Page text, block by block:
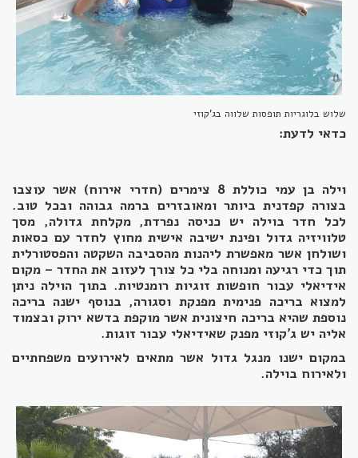
שלוש בלוגריות תופסות שלווה בג'קוזי
כדאי לדעת:
וילה בן עמי כוללת 8 צימרים (חדרי אירוח) אשר עוצבו
בצורה קפדנית ביותר ומאובזרים ברמה גבוהה ובכל טוב.
לכל חדר בוילה יש כניסה נפרדת, מקלחת גדולה, מסך
טלוויזיה גדול ופינת ישיבה אישית מחוץ לחדר עם כסאות
ושולחן אשר מאפשרת ליהנות מהסביבה השקטה והפסטורלית
תוך כדי רגיעה ומנוחה בלי כל צורך לעזוב את החדר – מקום
אידיאלי עבור חופשות זוגיות רומנטיות. בתוך הוילה ניתן
למצוא בריכה פנימית מפנקת וסגורה, בנוסף ישנה בריכה
נוספת שהיא בריכה חיצונית אשר מוקפת בדשא ירוק ובצמוד
אליה יש ג'קוזי מפנק שאידיאלי עבור זוגות.
במקום ישנו מנגל גדול אשר מתאים לאירועים משפחתיים
ולאירוח בוילה.